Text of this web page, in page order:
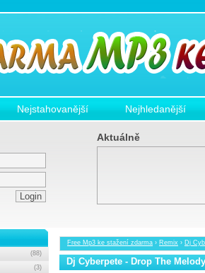
Nejstahovanější Nejhledanější
Aktuálně
Free Mp3 ke stažení zdarma › Remix › Dj
Dj Cyberpete - Drop The Melody
(88)
(3)